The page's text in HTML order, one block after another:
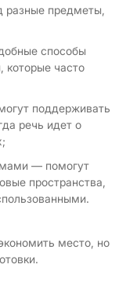
разные предметы,
способы
которые часто
поддерживать
речь идет о
— помогут
пространства,
место, но